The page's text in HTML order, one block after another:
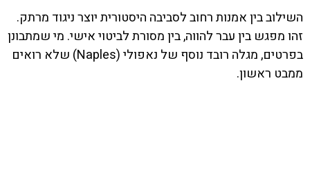
השילוב בין אמנות רחוב לסביבה היסטורית יוצר ניגוד מרתק.
זהו מפגש בין עבר להווה, בין מסורת לביטוי אישי. מי שמתבונן
בפרטים, מגלה רובד נוסף של נאפולי (Naples) שלא רואים
ממבט ראשון.